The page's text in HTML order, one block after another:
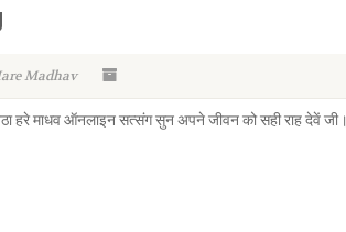
Madhav
हरे माधव ऑनलाइन सत्संग सुन अपने जीवन को सही राह देवें जी।